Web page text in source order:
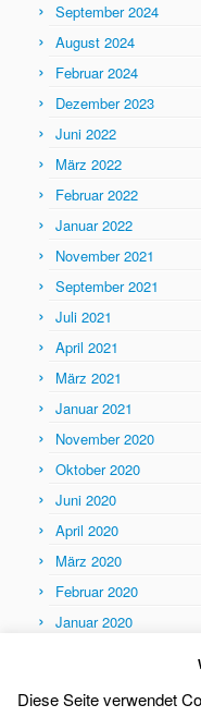
September 2024
August 2024
Februar 2024
Dezember 2023
Juni 2022
März 2022
Februar 2022
Januar 2022
November 2021
September 2021
Juli 2021
April 2021
März 2021
Januar 2021
November 2020
Oktober 2020
Juni 2020
April 2020
März 2020
Februar 2020
Januar 2020
Themen
Diese Seite verwendet